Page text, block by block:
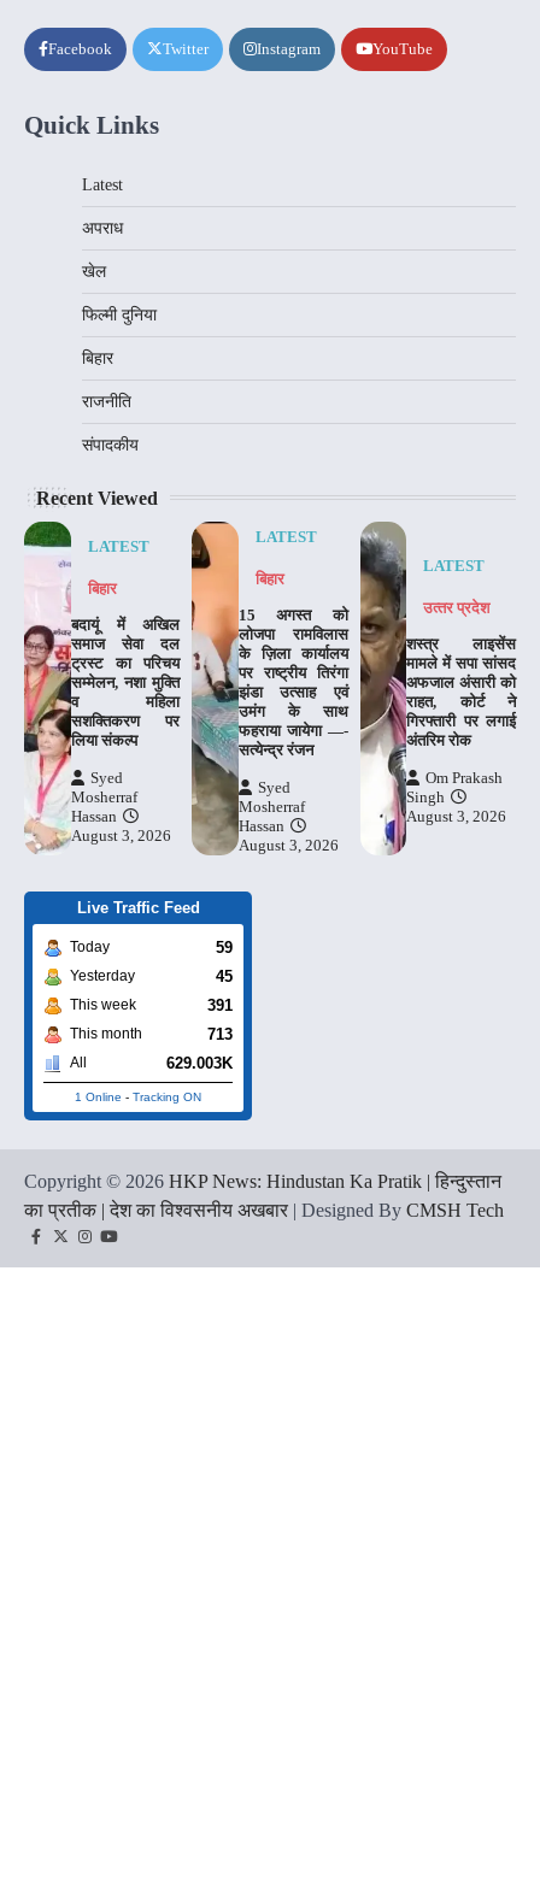
Facebook Twitter Instagram YouTube
Quick Links
Latest
अपराध
खेल
फिल्मी दुनिया
बिहार
राजनीति
संपादकीय
Recent Viewed
LATEST
बिहार
बदायूं में अखिल
समाज सेवा दल
ट्रस्ट का परिचय
सम्मेलन, नशा मुक्ति
व महिला
सशक्तिकरण पर
लिया संकल्प
Syed
Mosherraf
Hassan
August 3, 2026
LATEST
बिहार
15 अगस्त को
लोजपा रामविलास
के ज़िला कार्यालय
पर राष्ट्रीय तिरंगा
झंडा उत्साह एवं
उमंग के साथ
फहराया जायेगा —-
सत्येन्द्र रंजन
Syed
Mosherraf
Hassan
August 3, 2026
LATEST
उत्‍तर प्रदेश
शस्त्र लाइसेंस
मामले में सपा सांसद
अफजाल अंसारी को
राहत, कोर्ट ने
गिरफ्तारी पर लगाई
अंतरिम रोक
Om Prakash
Singh
August 3, 2026
Live Traffic Feed
Today 59
Yesterday 45
This week 391
This month 713
All 629.003K
1 Online - Tracking ON
Copyright © 2026 HKP News: Hindustan Ka Pratik | हिन्दुस्तान
का प्रतीक | देश का विश्वसनीय अखबार | Designed By CMSH Tech
Facebook
TwitterInstagram
YouTube